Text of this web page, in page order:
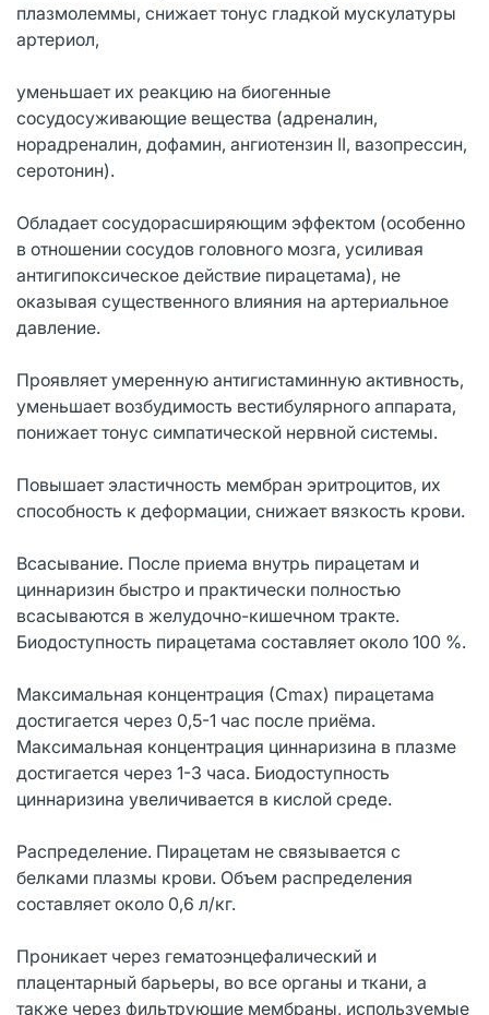
плазмолеммы, снижает тонус гладкой мускулатуры
артериол,
уменьшает их реакцию на биогенные
сосудосуживающие вещества (адреналин,
норадреналин, дофамин, ангиотензин II, вазопрессин,
серотонин).
Обладает сосудорасширяющим эффектом (особенно
в отношении сосудов головного мозга, усиливая
антигипоксическое действие пирацетама), не
оказывая существенного влияния на артериальное
давление.
Проявляет умеренную антигистаминную активность,
уменьшает возбудимость вестибулярного аппарата,
понижает тонус симпатической нервной системы.
Повышает эластичность мембран эритроцитов, их
способность к деформации, снижает вязкость крови.
Всасывание. После приема внутрь пирацетам и
циннаризин быстро и практически полностью
всасываются в желудочно-кишечном тракте.
Биодоступность пирацетама составляет около 100 %.
Максимальная концентрация (Сmax) пирацетама
достигается через 0,5-1 час после приёма.
Максимальная концентрация циннаризина в плазме
достигается через 1-3 часа. Биодоступность
циннаризина увеличивается в кислой среде.
Распределение. Пирацетам не связывается с
белками плазмы крови. Объем распределения
составляет около 0,6 л/кг.
Проникает через гематоэнцефалический и
плацентарный барьеры, во все органы и ткани, а
также через фильтрующие мембраны, используемые